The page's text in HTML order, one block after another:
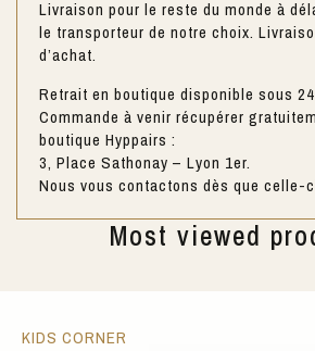
Livraison pour le reste du monde à
le transporteur de notre choix.
d’achat.
Retrait en boutique disponible sous
Commande à venir récupérer
boutique Hyppairs :
3, Place Sathonay – Lyon 1er.
Nous vous contactons dès que celle-
Most viewed
KIDS CORNER